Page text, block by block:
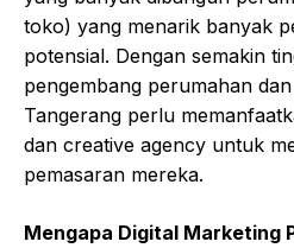
toko) yang menarik banyak
potensial. Dengan semakin
pengembang perumahan
Tangerang perlu
dan creative agency untuk
pemasaran mereka.
Mengapa Digital Marketing